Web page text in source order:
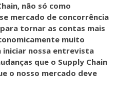
não só como
mercado de concorrência
tornar as contas mais
muito
iniciar nossa entrevista
que o Supply Chain
o nosso mercado deve